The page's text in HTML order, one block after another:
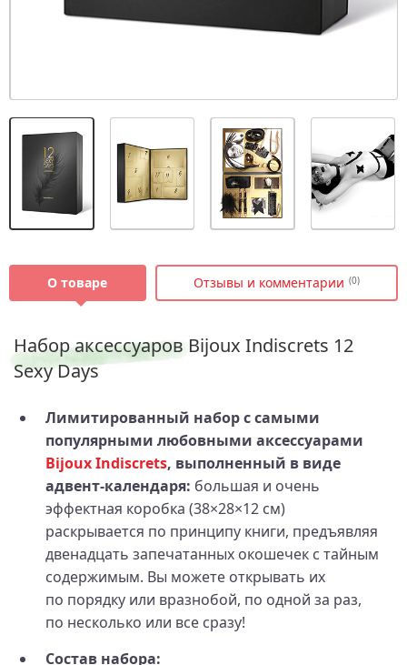
О товаре Отзывы и комментарии (0)
Набор аксессуаров Bijoux Indiscrets 12
Sexy Days
Лимитированный набор с самыми
популярными любовными аксессуарами
Bijoux Indiscrets, выполненный в виде
адвент-календаря: большая и очень
эффектная коробка (38×28×12 см)
раскрывается по принципу книги, предъявляя
двенадцать запечатанных окошечек с тайным
содержимым. Вы можете открывать их
по порядку или вразнобой, по одной за раз,
по несколько или все сразу!
Состав набора: